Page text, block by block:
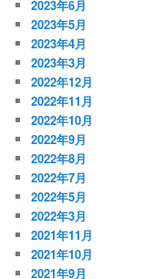
2023年6月
2023年5月
2023年4月
2023年3月
2022年12月
2022年11月
2022年10月
2022年9月
2022年8月
2022年7月
2022年5月
2022年3月
2021年11月
2021年10月
2021年9月